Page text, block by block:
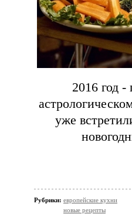
2016 год -
уже
Рубрики: европейские кухни
новые рецепты